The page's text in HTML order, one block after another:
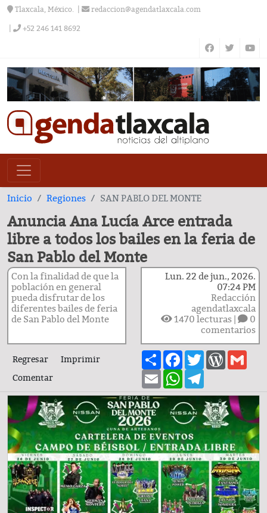
Tlaxcala, México. redaccion@agendatlaxcala.com
+52 246 141 8692
Inicio Regiones SAN PABLO DEL MONTE
Anuncia Ana Lucía Arce entrada
libre a todos los bailes en la feria de
San Pablo del Monte
Con la finalidad de que la
población en general
pueda disfrutar de los
diferentes bailes de feria
de San Pablo del Monte
Lun. 22 de jun., 2026.
07:24 PM
Redacción
agendatlaxcala
1470 lecturas |
0
comentarios
Regresar
Imprimir
Comentar
ShareFacebook
Twitter
EmailWhatsApp